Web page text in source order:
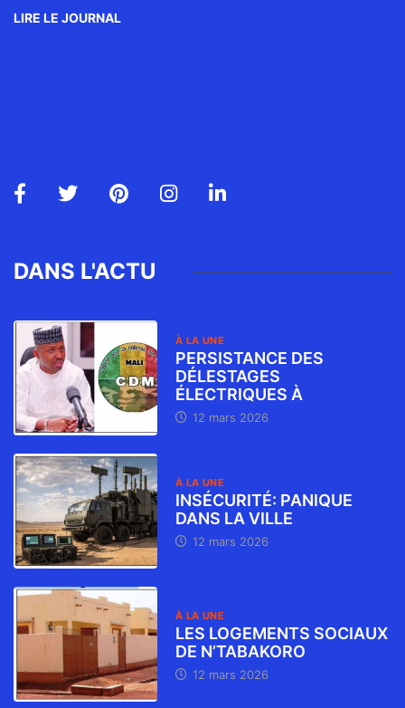
LIRE LE JOURNAL
DANS L'ACTU
À LA UNE
PERSISTANCE DES
DÉLESTAGES
ÉLECTRIQUES À
12 mars 2026
À LA UNE
INSÉCURITÉ: PANIQUE
DANS LA VILLE
12 mars 2026
À LA UNE
LES LOGEMENTS SOCIAUX
DE N’TABAKORO
12 mars 2026